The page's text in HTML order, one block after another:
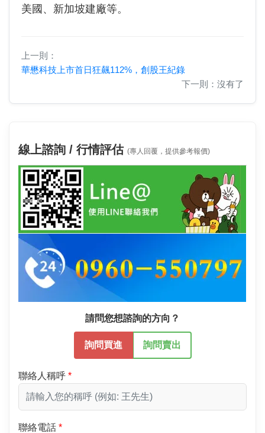
美國、新加坡建廠等。
上一則：
華懋科技上市首日狂飆112%，創股王紀錄
下一則：沒有了
線上諮詢 / 行情評估 (專人回覆，提供參考報價)
請問您想諮詢的方向？
詢問買進 詢問賣出
聯絡人稱呼
聯絡電話